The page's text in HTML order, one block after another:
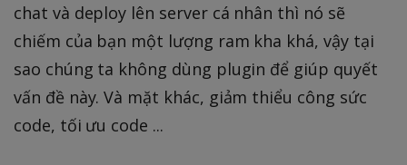
chat và deploy lên server cá nhân thì nó sẽ
chiếm của bạn một lượng ram kha khá, vậy tại
sao chúng ta không dùng plugin để giúp quyết
vấn đề này. Và mặt khác, giảm thiểu công sức
code, tối ưu code ...